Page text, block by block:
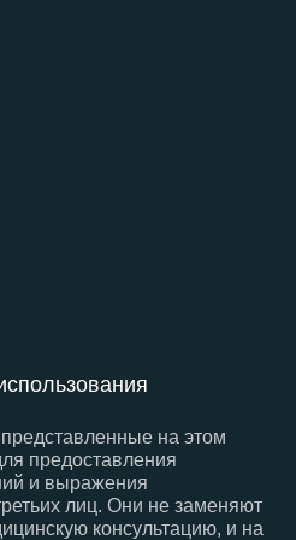
на этом
предоставления
и выражения
лиц. Они не заменяют
консультацию, и на